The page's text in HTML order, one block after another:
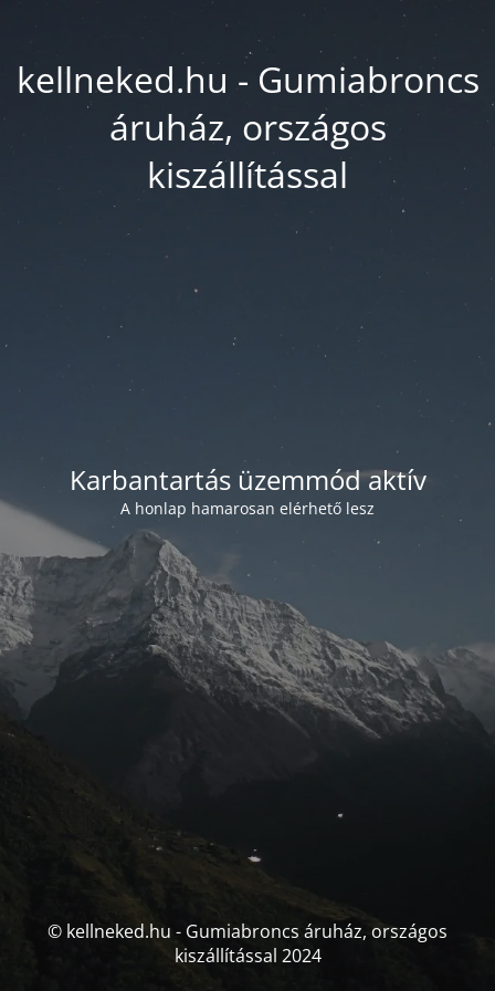
kellneked.hu - Gumiabroncs
áruház, országos
kiszállítással
Karbantartás üzemmód aktív
A honlap hamarosan elérhető lesz
© kellneked.hu - Gumiabroncs áruház, országos
kiszállítással 2024